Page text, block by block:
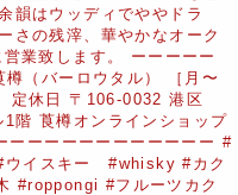
韻はウッディでややドラ
さの残滓、華やかなオーク
業致します。 ーーーーー
（バーロウタル） ［月〜
休日 〒106-0032 港区
階 莨樽オンラインショップ
ーーーーーーーーーーー #
イスキー #whisky #カク
#roppongi #フルーツカク